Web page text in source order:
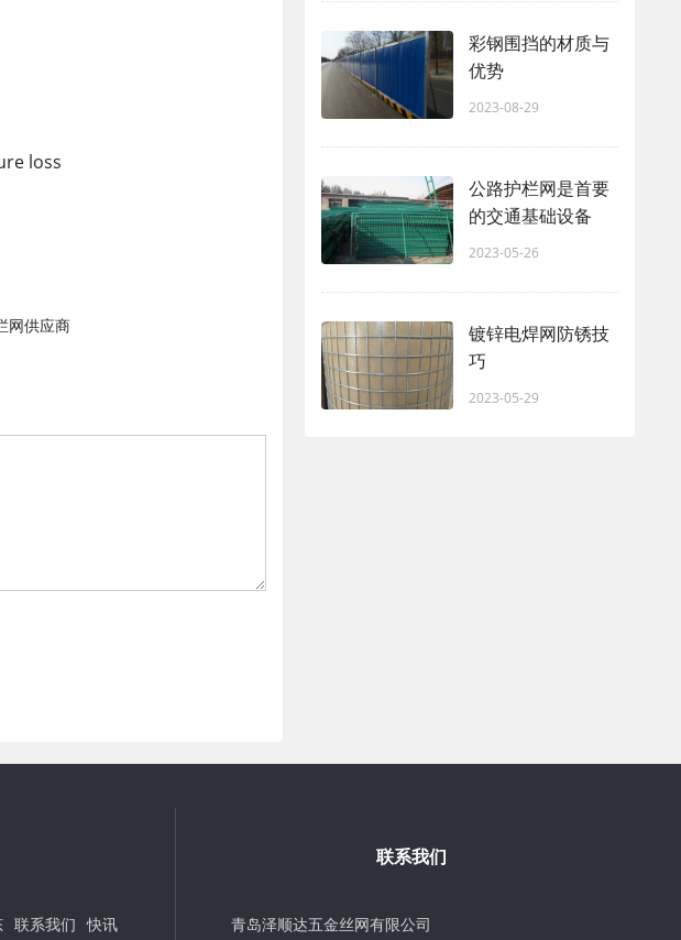
网供应商
彩钢围挡的材质与
优势
2023-08-29
公路护栏网是首要
的交通基础设备
2023-05-26
镀锌电焊网防锈技
巧
2023-05-29
联系我们 快讯
联系我们
青岛泽顺达五金丝网有限公司